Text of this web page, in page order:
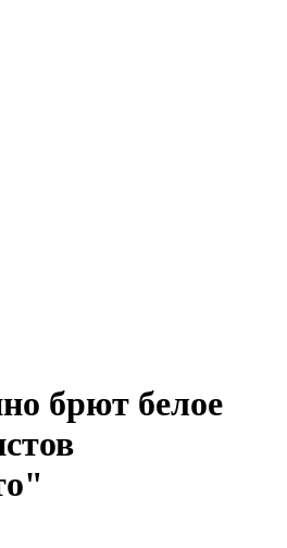
брют белое